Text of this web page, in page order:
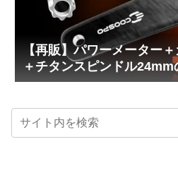
【再販】パワーメーター
＋チタンスピンドル
円！